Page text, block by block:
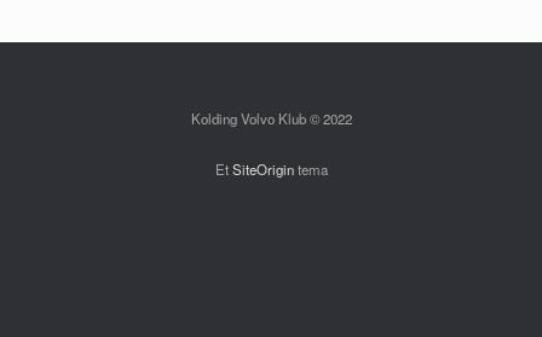
Kolding Volvo Klub © 2022
EtSiteOrigintema